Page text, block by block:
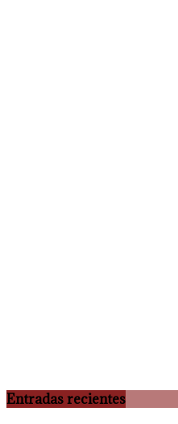
Entradas recientes